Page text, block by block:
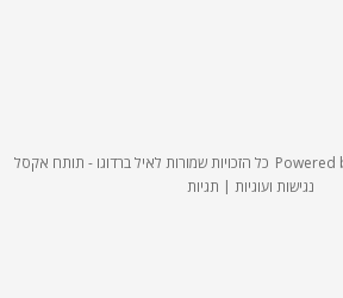
כל הזכויות שמורות לאיל ברדוגו - תותח אקסל Powered
נגישות ועוגיות | תגיות